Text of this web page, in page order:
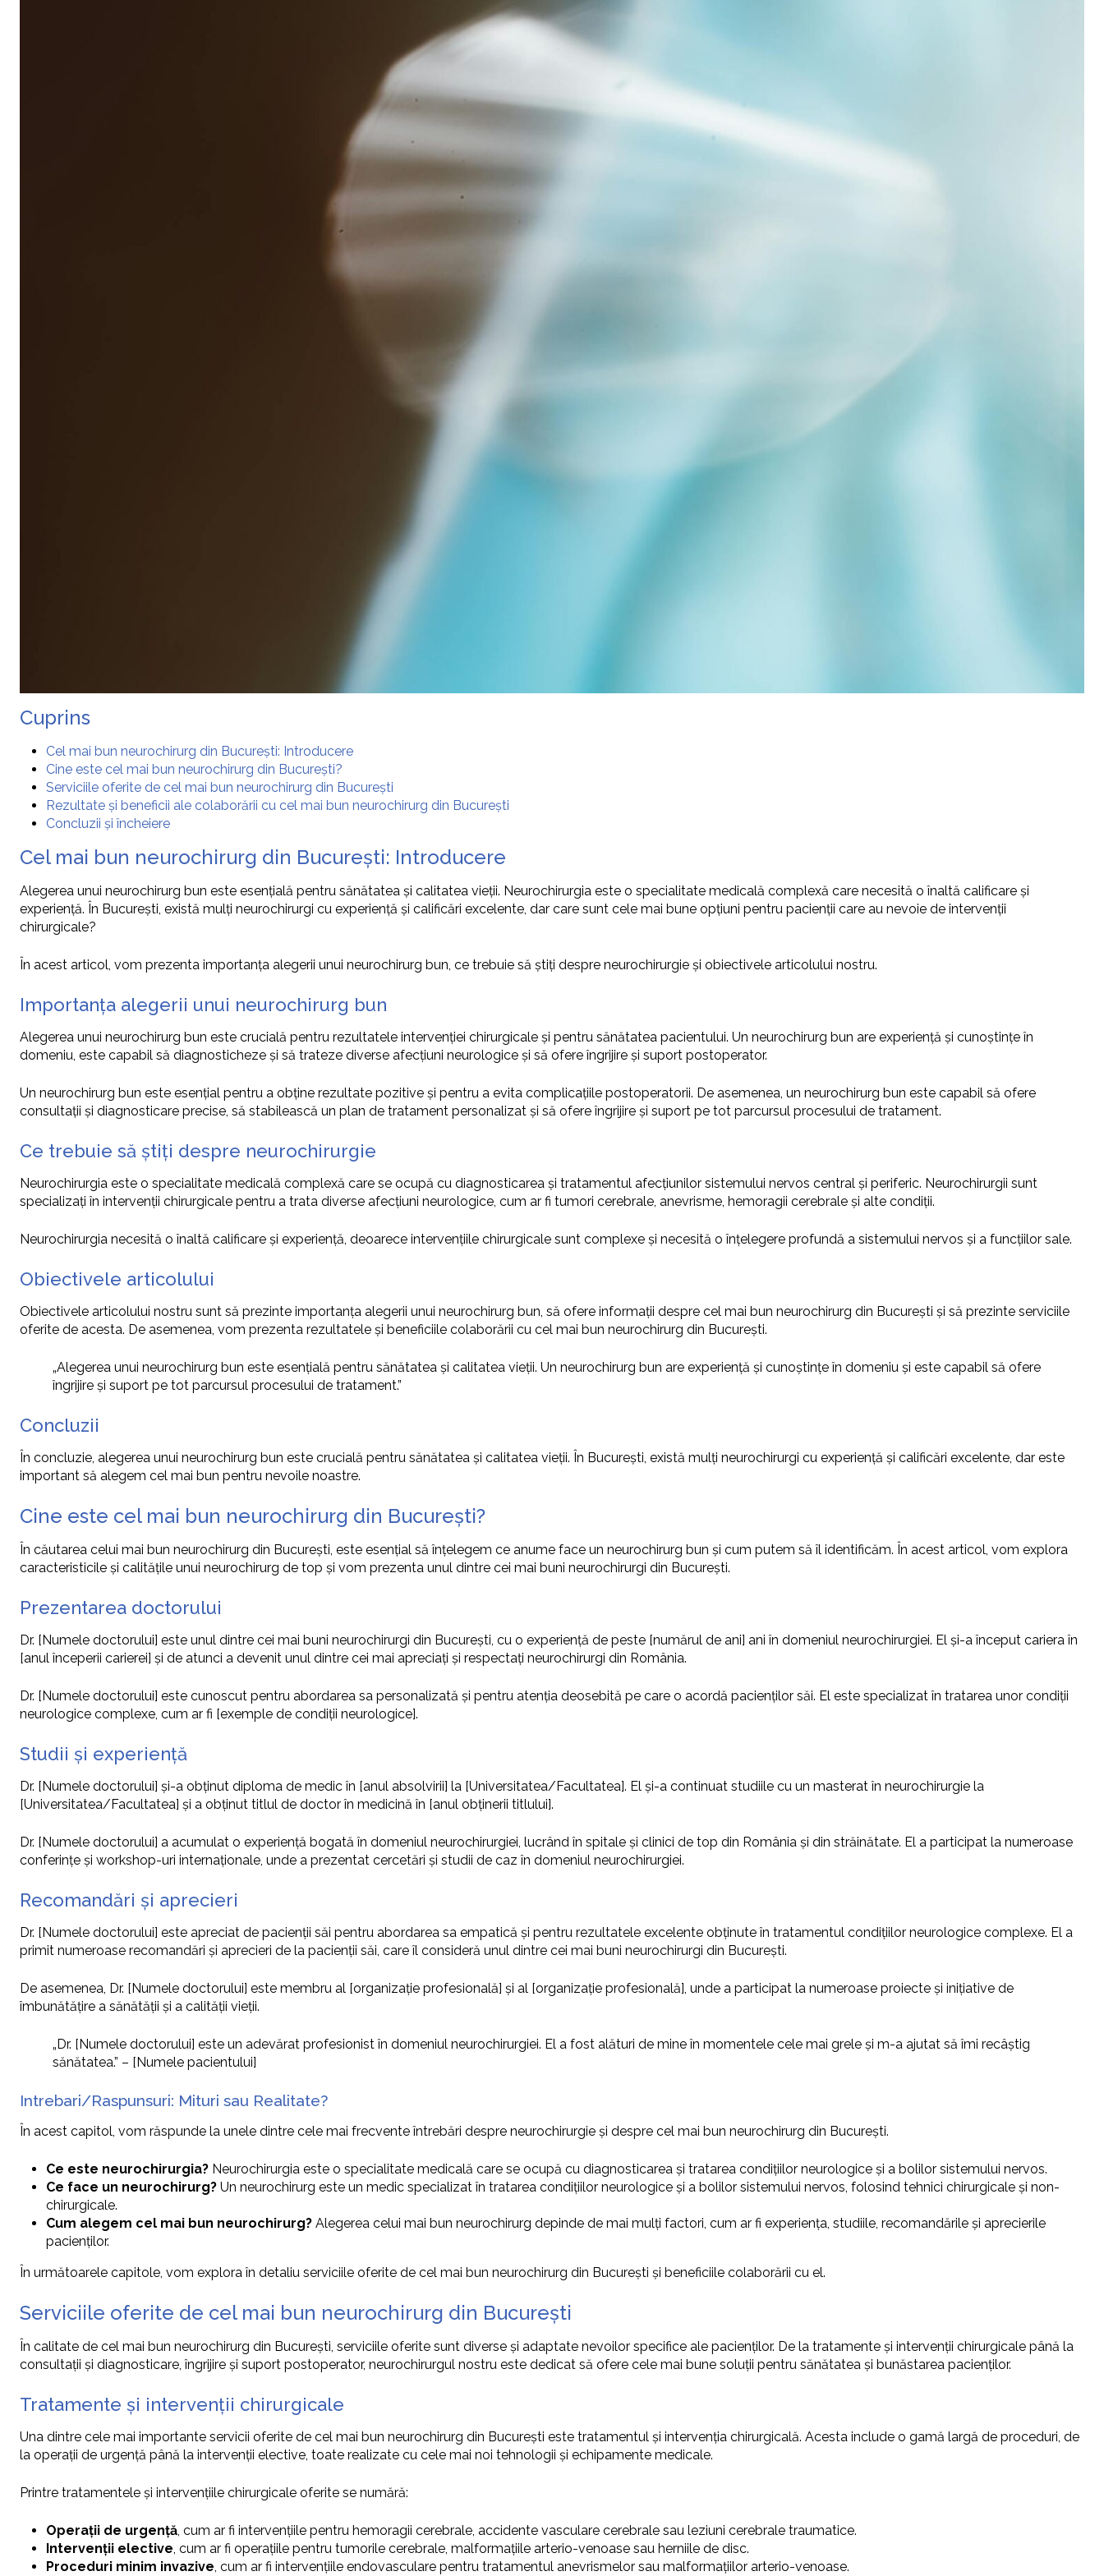
Cuprins
Cel mai bun neurochirurg din București: Introducere
Cine este cel mai bun neurochirurg din București?
Serviciile oferite de cel mai bun neurochirurg din București
Rezultate și beneficii ale colaborării cu cel mai bun neurochirurg din București
Concluzii și încheiere
Cel mai bun neurochirurg din București: Introducere
Alegerea unui neurochirurg bun este esențială pentru sănătatea și calitatea vieții. Neurochirurgia este o specialitate medicală complexă care necesită o înaltă calificare și
experiență. În București, există mulți neurochirurgi cu experiență și calificări excelente, dar care sunt cele mai bune opțiuni pentru pacienții care au nevoie de intervenții
chirurgicale?
În acest articol, vom prezenta importanța alegerii unui neurochirurg bun, ce trebuie să știți despre neurochirurgie și obiectivele articolului nostru.
Importanța alegerii unui neurochirurg bun
Alegerea unui neurochirurg bun este crucială pentru rezultatele intervenției chirurgicale și pentru sănătatea pacientului. Un neurochirurg bun are experiență și cunoștințe în
domeniu, este capabil să diagnosticheze și să trateze diverse afecțiuni neurologice și să ofere îngrijire și suport postoperator.
Un neurochirurg bun este esențial pentru a obține rezultate pozitive și pentru a evita complicațiile postoperatorii. De asemenea, un neurochirurg bun este capabil să ofere
consultații și diagnosticare precise, să stabilească un plan de tratament personalizat și să ofere îngrijire și suport pe tot parcursul procesului de tratament.
Ce trebuie să știți despre neurochirurgie
Neurochirurgia este o specialitate medicală complexă care se ocupă cu diagnosticarea și tratamentul afecțiunilor sistemului nervos central și periferic. Neurochirurgii sunt
specializați în intervenții chirurgicale pentru a trata diverse afecțiuni neurologice, cum ar fi tumori cerebrale, anevrisme, hemoragii cerebrale și alte condiții.
Neurochirurgia necesită o înaltă calificare și experiență, deoarece intervențiile chirurgicale sunt complexe și necesită o înțelegere profundă a sistemului nervos și a funcțiilor sale.
Obiectivele articolului
Obiectivele articolului nostru sunt să prezinte importanța alegerii unui neurochirurg bun, să ofere informații despre cel mai bun neurochirurg din București și să prezinte serviciile
oferite de acesta. De asemenea, vom prezenta rezultatele și beneficiile colaborării cu cel mai bun neurochirurg din București.
„Alegerea unui neurochirurg bun este esențială pentru sănătatea și calitatea vieții. Un neurochirurg bun are experiență și cunoștințe în domeniu și este capabil să ofere
îngrijire și suport pe tot parcursul procesului de tratament.”
Concluzii
În concluzie, alegerea unui neurochirurg bun este crucială pentru sănătatea și calitatea vieții. În București, există mulți neurochirurgi cu experiență și calificări excelente, dar este
important să alegem cel mai bun pentru nevoile noastre.
Cine este cel mai bun neurochirurg din București?
În căutarea celui mai bun neurochirurg din București, este esențial să înțelegem ce anume face un neurochirurg bun și cum putem să îl identificăm. În acest articol, vom explora
caracteristicile și calitățile unui neurochirurg de top și vom prezenta unul dintre cei mai buni neurochirurgi din București.
Prezentarea doctorului
Dr. [Numele doctorului] este unul dintre cei mai buni neurochirurgi din București, cu o experiență de peste [numărul de ani] ani în domeniul neurochirurgiei. El și-a început cariera în
[anul începerii carierei] și de atunci a devenit unul dintre cei mai apreciați și respectați neurochirurgi din România.
Dr. [Numele doctorului] este cunoscut pentru abordarea sa personalizată și pentru atenția deosebită pe care o acordă pacienților săi. El este specializat în tratarea unor condiții
neurologice complexe, cum ar fi [exemple de condiții neurologice].
Studii și experiență
Dr. [Numele doctorului] și-a obținut diploma de medic în [anul absolvirii] la [Universitatea/Facultatea]. El și-a continuat studiile cu un masterat în neurochirurgie la
[Universitatea/Facultatea] și a obținut titlul de doctor în medicină în [anul obținerii titlului].
Dr. [Numele doctorului] a acumulat o experiență bogată în domeniul neurochirurgiei, lucrând în spitale și clinici de top din România și din străinătate. El a participat la numeroase
conferințe și workshop-uri internaționale, unde a prezentat cercetări și studii de caz în domeniul neurochirurgiei.
Recomandări și aprecieri
Dr. [Numele doctorului] este apreciat de pacienții săi pentru abordarea sa empatică și pentru rezultatele excelente obținute în tratamentul condițiilor neurologice complexe. El a
primit numeroase recomandări și aprecieri de la pacienții săi, care îl consideră unul dintre cei mai buni neurochirurgi din București.
De asemenea, Dr. [Numele doctorului] este membru al [organizație profesională] și al [organizație profesională], unde a participat la numeroase proiecte și inițiative de
îmbunătățire a sănătății și a calității vieții.
„Dr. [Numele doctorului] este un adevărat profesionist în domeniul neurochirurgiei. El a fost alături de mine în momentele cele mai grele și m-a ajutat să îmi recâștig
sănătatea.” – [Numele pacientului]
Intrebari/Raspunsuri: Mituri sau Realitate?
În acest capitol, vom răspunde la unele dintre cele mai frecvente întrebări despre neurochirurgie și despre cel mai bun neurochirurg din București.
Ce este neurochirurgia? Neurochirurgia este o specialitate medicală care se ocupă cu diagnosticarea și tratarea condițiilor neurologice și a bolilor sistemului nervos.
Ce face un neurochirurg? Un neurochirurg este un medic specializat în tratarea condițiilor neurologice și a bolilor sistemului nervos, folosind tehnici chirurgicale și non-
chirurgicale.
Cum alegem cel mai bun neurochirurg? Alegerea celui mai bun neurochirurg depinde de mai mulți factori, cum ar fi experiența, studiile, recomandările și aprecierile
pacienților.
În următoarele capitole, vom explora în detaliu serviciile oferite de cel mai bun neurochirurg din București și beneficiile colaborării cu el.
Serviciile oferite de cel mai bun neurochirurg din București
În calitate de cel mai bun neurochirurg din București, serviciile oferite sunt diverse și adaptate nevoilor specifice ale pacienților. De la tratamente și intervenții chirurgicale până la
consultații și diagnosticare, îngrijire și suport postoperator, neurochirurgul nostru este dedicat să ofere cele mai bune soluții pentru sănătatea și bunăstarea pacienților.
Tratamente și intervenții chirurgicale
Una dintre cele mai importante servicii oferite de cel mai bun neurochirurg din București este tratamentul și intervenția chirurgicală. Acesta include o gamă largă de proceduri, de
la operații de urgență până la intervenții elective, toate realizate cu cele mai noi tehnologii și echipamente medicale.
Printre tratamentele și intervențiile chirurgicale oferite se numără:
Operații de urgență, cum ar fi intervențiile pentru hemoragii cerebrale, accidente vasculare cerebrale sau leziuni cerebrale traumatice.
Intervenții elective, cum ar fi operațiile pentru tumorile cerebrale, malformațiile arterio-venoase sau herniile de disc.
Proceduri minim invazive, cum ar fi intervențiile endovasculare pentru tratamentul anevrismelor sau malformațiilor arterio-venoase.